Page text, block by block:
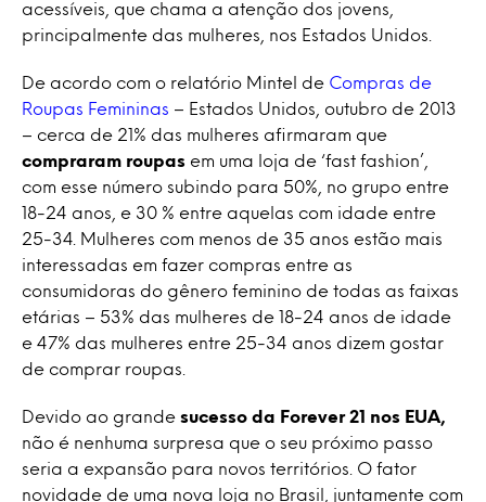
acessíveis, que chama a atenção dos jovens,
principalmente das mulheres, nos Estados Unidos.
De acordo com o relatório Mintel de Compras de
Roupas Femininas – Estados Unidos, outubro de 2013
– cerca de 21% das mulheres afirmaram que
compraram roupas em uma loja de ‘fast fashion’,
com esse número subindo para 50%, no grupo entre
18-24 anos, e 30 % entre aquelas com idade entre
25-34. Mulheres com menos de 35 anos estão mais
interessadas ​​em fazer compras entre as
consumidoras do gênero feminino de todas as faixas
etárias – 53% das mulheres de 18-24 anos de idade
e 47% das mulheres entre 25-34 anos dizem gostar
de comprar roupas.
Devido ao grande sucesso da Forever 21 nos EUA,
não é nenhuma surpresa que o seu próximo passo
seria a expansão para novos territórios. O fator
novidade de uma nova loja no Brasil, juntamente com